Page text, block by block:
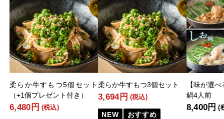
柔らか牛すもつ5個セット
（+1個プレゼント付き）
6,480円 (税込)
柔らか牛すもつ3個セット
3,694円 (税込)
NEW
おすすめ
【味が選
鍋4人前
8,400円 (